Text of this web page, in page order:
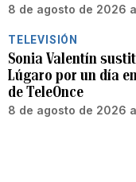
8 de agosto de 2026
TELEVISIÓN
Sonia Valentín
Lúgaro por un día
de TeleOnce
8 de agosto de 2026